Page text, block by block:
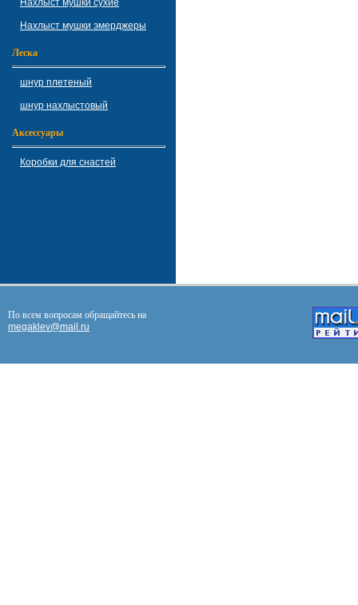
Нахлыст мушки сухие
Нахлыст мушки эмерджеры
Леска
шнур плетеный
шнур нахлыстовый
Аксессуары
Коробки для снастей
По всем вопросам обращайтесь на
megaklev@mail.ru